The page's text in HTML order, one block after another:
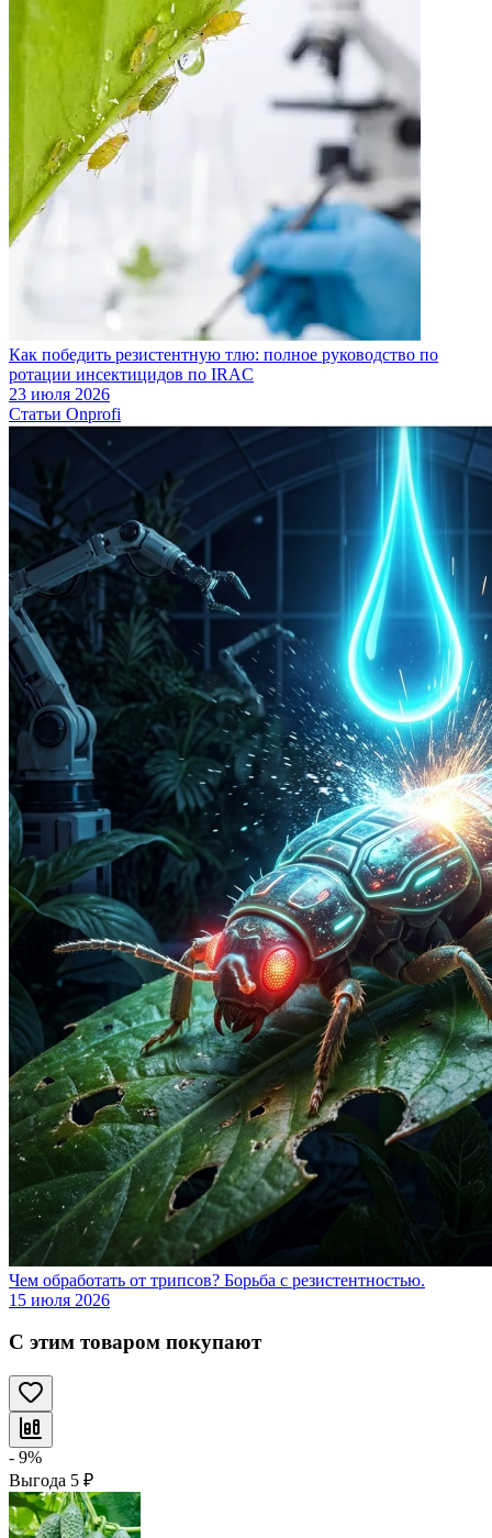
Как победить резистентную тлю: полное руководство по
ротации инсектицидов по IRAC
23 июля 2026
Статьи Onprofi
Чем обработать от трипсов? Борьба с резистентностью.
15 июля 2026
С этим товаром покупают
- 9%
Выгода 5 ₽